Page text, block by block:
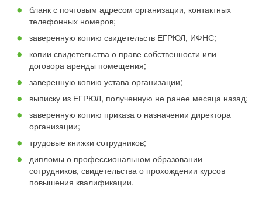
бланк с почтовым адресом организации, контактных
телефонных номеров;
заверенную копию свидетельств ЕГРЮЛ, ИФНС;
копии свидетельства о праве собственности или
договора аренды помещения;
заверенную копию устава организации;
выписку из ЕГРЮЛ, полученную не ранее месяца назад;
заверенную копию приказа о назначении директора
организации;
трудовые книжки сотрудников;
дипломы о профессиональном образовании
сотрудников, свидетельства о прохождении курсов
повышения квалификации.